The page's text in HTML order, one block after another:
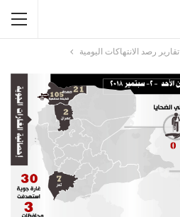
تقارير رصد الانتهاكات اليومية